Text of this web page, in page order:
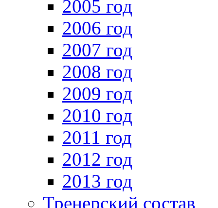
2005 год
2006 год
2007 год
2008 год
2009 год
2010 год
2011 год
2012 год
2013 год
Тренерский состав